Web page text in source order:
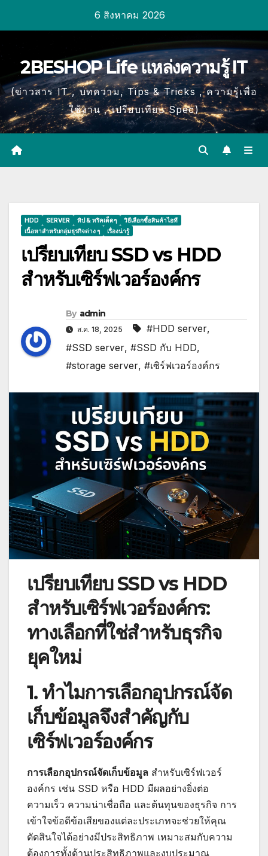
content
6 สิงหาคม 2026
2BESHOP Life แหล่งความรู้ IT
(ข่าวสาร IT , บทความ, Tips & Tricks , ความรู้เพื่อ
ใช้งาน , เปรียบเทียบ Spec)
HDD SERVER ทิป & ทริคเด็ดๆ
วิธีเลือกซื้อสินค้าไอที
เนื้อหาสำหรับกลุ่มธุรกิจต่าง ๆ
เรื่องน่ารู้
เปรียบเทียบ SSD vs HDD
สำหรับเซิร์ฟเวอร์องค์กร
By admin
ส.ค. 18, 2025 #HDD server,
#SSD server, #SSD กับ HDD,
#storage server, #เซิร์ฟเวอร์องค์กร
เปรียบเทียบ SSD vs HDD
สำหรับเซิร์ฟเวอร์องค์กร:
ทางเลือกที่ใช่สำหรับธุรกิจ
ยุคใหม่
1. ทำไมการเลือกอุปกรณ์จัด
เก็บข้อมูลจึงสำคัญกับ
เซิร์ฟเวอร์องค์กร
การเลือกอุปกรณ์จัดเก็บข้อมูล สำหรับเซิร์ฟเวอร์
องค์กร เช่น SSD หรือ HDD มีผลอย่างยิ่งต่อ
ความเร็ว ความน่าเชื่อถือ และต้นทุนของธุรกิจ การ
เข้าใจข้อดีข้อเสียของแต่ละประเภทจะช่วยให้คุณ
ตัดสินใจได้อย่างมีประสิทธิภาพ เหมาะสมกับความ
ต้องการทั้งด้านประสิทธิภาพและงบประมาณ